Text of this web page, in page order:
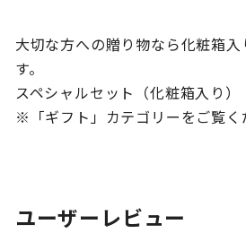
大切な方への贈り物なら化粧箱
す。
スペシャルセット（化粧箱入り）
※「ギフト」カテゴリーをご覧く
ユーザーレビュー